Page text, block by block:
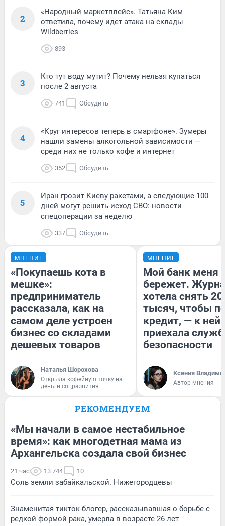
2
«Народный маркетплейс». Татьяна Ким
ответила, почему идет атака на склады
Wildberries
893
3
Кто тут воду мутит? Почему нельзя купаться
после 2 августа
741 Обсудить
4
«Круг интересов теперь в смартфоне». Зумеры
нашли замены алкогольной зависимости —
среди них не только кофе и интернет
352 Обсудить
5
Иран грозит Киеву ракетами, а следующие 100
дней могут решить исход СВО: новости
спецоперации за неделю
337 Обсудить
МНЕНИЕ
«Покупаешь кота в
мешке»:
предприниматель
рассказала, как на
самом деле устроен
бизнес со складами
дешевых товаров
Наталья Шорохова
Открыла кофейную точку на
деньги соцразвития
МНЕНИЕ
Мой банк меня
бережет.
хотела снять
тысяч, чтобы
кредит, — к
приехала
безопасности
Ксения
Автор мнения
РЕКОМЕНДУЕМ
«Мы начали в самое нестабильное
время»: как многодетная мама из
Архангельска создала свой бизнес
21 час 13 744 10
Соль земли забайкальской. Нижегородцевы
Знаменитая тикток-блогер, рассказывавшая о борьбе с
редкой формой рака, умерла в возрасте 26 лет